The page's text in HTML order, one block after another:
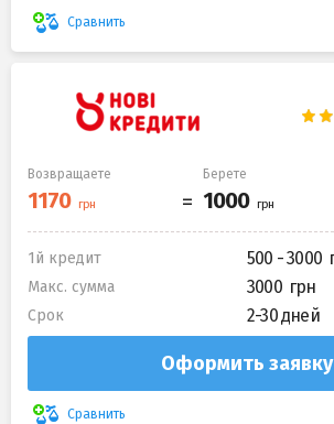
Сравнить
Возвращаете Берете
1й кредит 500 - 3000
Макс. сумма 3000
Срок 2-30 дней
Оформить заявку
Сравнить